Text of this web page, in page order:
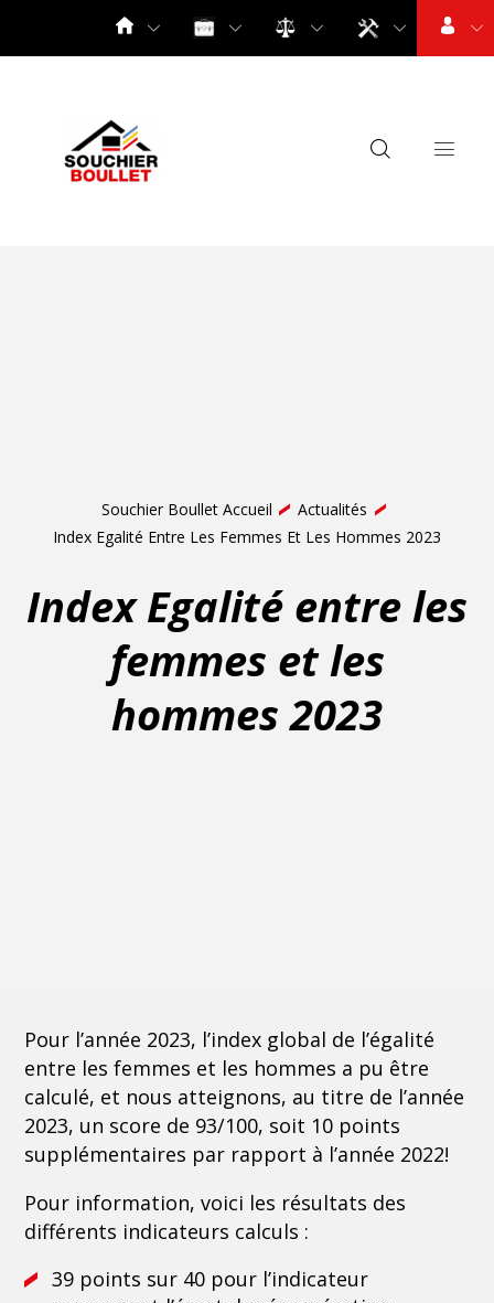
Souchier Boullet Accueil
Actualités
Index Egalité Entre Les Femmes Et Les Hommes 2023
Index Egalité entre les
femmes et les
hommes 2023
Pour l’année 2023, l’index global de l’égalité
entre les femmes et les hommes a pu être
calculé, et nous atteignons, au titre de l’année
2023, un score de 93/100, soit 10 points
supplémentaires par rapport à l’année 2022!
Pour information, voici les résultats des
différents indicateurs calculs :
39 points sur 40 pour l’indicateur